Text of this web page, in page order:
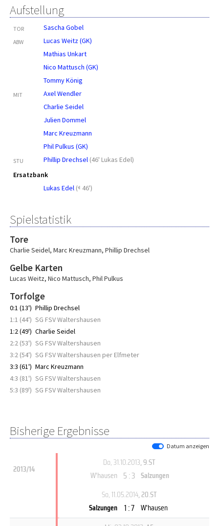
Aufstellung
TOR Sascha Gobel
ABW
Lucas Weitz (GK)
Mathias Unkart
Nico Mattusch (GK)
Tommy König
MIT
Axel Wendler
Charlie Seidel
Julien Dommel
Marc Kreuzmann
Phil Pulkus (GK)
STU Phillip Drechsel (46' Lukas Edel)
Ersatzbank
Lukas Edel ( 46')
Spielstatistik
Tore
Charlie Seidel, Marc Kreuzmann, Phillip Drechsel
Gelbe Karten
Lucas Weitz, Nico Mattusch, Phil Pulkus
Torfolge
0:1 (13') Phillip Drechsel
1:1 (44') SG FSV Waltershausen
1:2 (49') Charlie Seidel
2:2 (53') SG FSV Waltershausen
3:2 (54') SG FSV Waltershausen per Elfmeter
3:3 (61') Marc Kreuzmann
4:3 (81') SG FSV Waltershausen
5:3 (89') SG FSV Waltershausen
Bisherige Ergebnisse
Datum anzeigen
2013/14
Do, 31.10.2013, 9.ST
W'hausen 5 : 3 Salzungen
So, 11.05.2014, 20.ST
Salzungen 1 : 7 W'hausen